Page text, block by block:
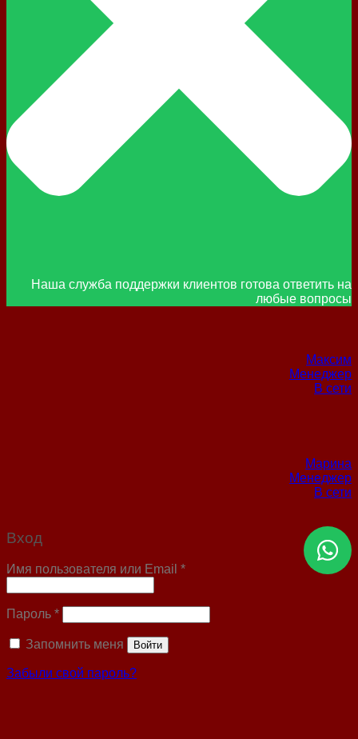
Наша служба поддержки клиентов готова ответить на
любые вопросы
Максим
Менеджер
В сети
Марина
Менеджер
В сети
Вход
Имя пользователя или Email *
Пароль *
Запомнить меня Войти
Забыли свой пароль?